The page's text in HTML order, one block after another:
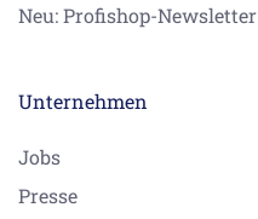
Neu: Profishop-Newsletter
Unternehmen
Jobs
Presse